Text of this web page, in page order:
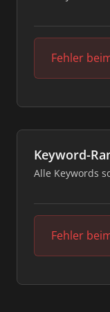
Fehler
Keyword-
Alle Keywords
Fehler